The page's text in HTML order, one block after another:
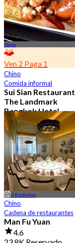
Nana
Ven 2 Paga 1
Chino
Comida informal
Sui Sian Restaurant
The Landmark
Bangkok Hotel
4.7
15.1K Reservado
Desde฿ 808
3 Enchufes
Chino
Cadena de restaurantes
Man Fu Yuan
4.6